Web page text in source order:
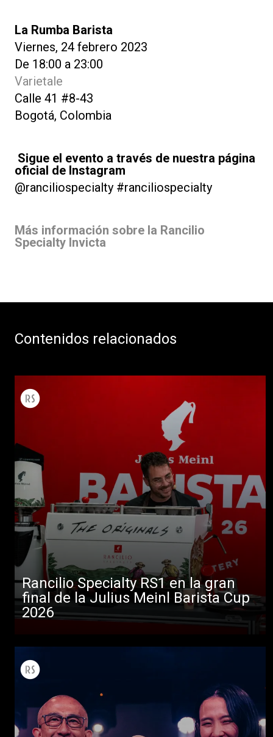
La Rumba Barista
Viernes, 24 febrero 2023
De 18:00 a 23:00
Varietale
Calle 41 #8-43
Bogotá, Colombia
Sigue el evento a través de nuestra página
oficial de Instagram
@ranciliospecialty #ranciliospecialty
Más información sobre la Rancilio
Specialty Invicta
Contenidos relacionados
Rancilio Specialty RS1 en la gran
final de la Julius Meinl Barista Cup
2026